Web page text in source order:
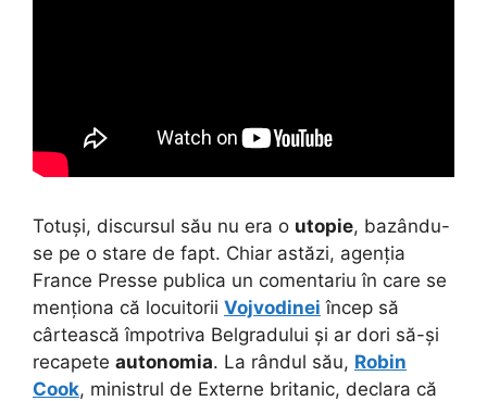
Totuși, discursul său nu era o utopie, bazându-
se pe o stare de fapt. Chiar astăzi, agenția
France Presse publica un comentariu în care se
menționa că locuitorii Vojvodinei încep să
cârtească împotriva Belgradului și ar dori să-și
recapete autonomia. La rândul său, Robin
Cook, ministrul de Externe britanic, declara că